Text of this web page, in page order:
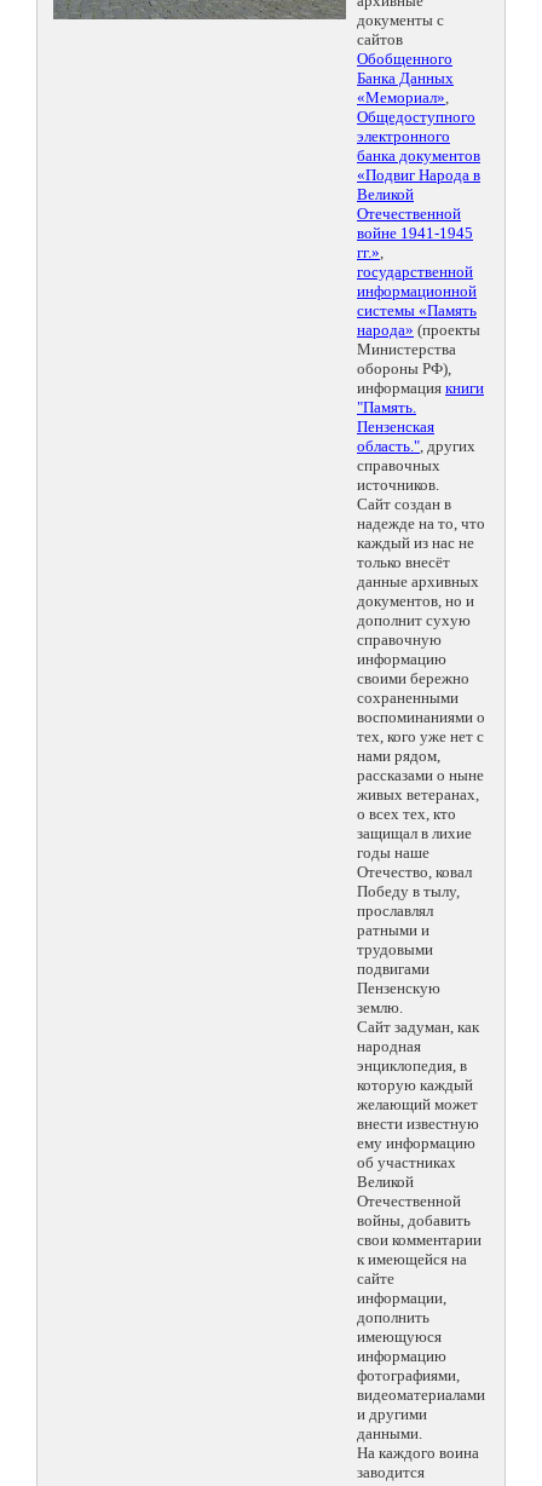
документы с
сайтов
Обобщенного
Банка Данных
«Мемориал»,
Общедоступного
электронного
банка документов
«Подвиг Народа в
Великой
Отечественной
войне 1941-1945
гг.»,
государственной
информационной
системы «Память
народа» (проекты
Министерства
обороны РФ),
информация книги
"Память.
Пензенская
область.", других
справочных
источников.
Сайт создан в
надежде на то, что
каждый из нас не
только внесёт
данные архивных
документов, но и
дополнит сухую
справочную
информацию
своими бережно
сохраненными
воспоминаниями о
тех, кого уже нет с
нами рядом,
рассказами о ныне
живых ветеранах,
о всех тех, кто
защищал в лихие
годы наше
Отечество, ковал
Победу в тылу,
прославлял
ратными и
трудовыми
подвигами
Пензенскую
землю.
Сайт задуман, как
народная
энциклопедия, в
которую каждый
желающий может
внести известную
ему информацию
об участниках
Великой
Отечественной
войны, добавить
свои комментарии
к имеющейся на
сайте
информации,
дополнить
имеющуюся
информацию
фотографиями,
видеоматериалами
и другими
данными.
На каждого воина
заводится